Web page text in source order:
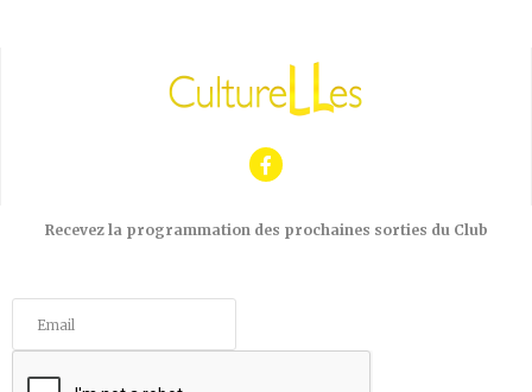
Recevez la programmation des prochaines sorties du Club